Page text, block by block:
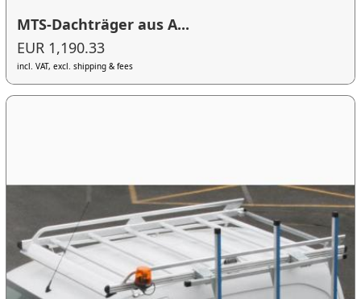
MTS-Dachträger aus A...
EUR 1,190.33
incl. VAT, excl. shipping & fees